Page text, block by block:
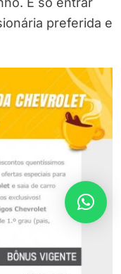
preferida e